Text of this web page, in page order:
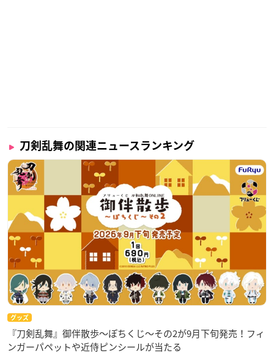
刀剣乱舞の関連ニュースランキング
グッズ
『刀剣乱舞』御伴散歩～ぽちくじ～その2が9月下旬発売！フィ
ンガーパペットや近侍ピンシールが当たる